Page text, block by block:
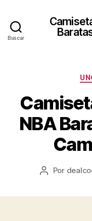
Buscar
NBA
Autor
Por